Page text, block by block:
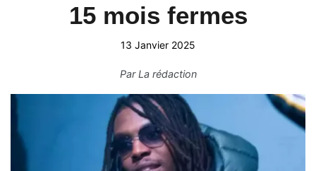
15 mois fermes
13 Janvier 2025
ParLa rédaction